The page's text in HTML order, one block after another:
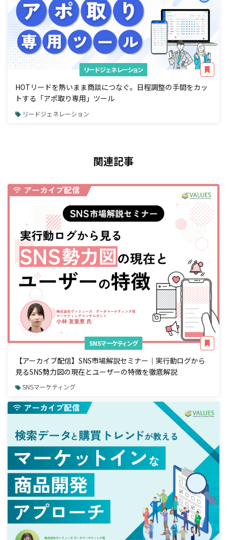
リードジェネレーション
HOTリードを熱いまま商談につなぐ。日程調整の手間をカッ
トする「アポ取り専用」ツール
リードジェネレーション
関連記事
SNSマーケティング
【アーカイブ配信】SNS市場解説セミナー｜実行動ログから
見るSNS勢力図の現在とユーザーの特徴を徹底解説
SNSマーケティング